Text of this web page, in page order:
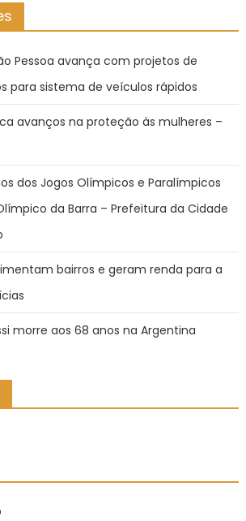
Pessoa avança com projetos de
para sistema de veículos rápidos
avanços na proteção às mulheres –
dos Jogos Olímpicos e Paralímpicos
da Barra – Prefeitura da Cidade
bairros e geram renda para a
morre aos 68 anos na Argentina